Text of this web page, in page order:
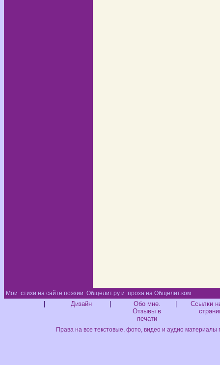
Мои стихи на сайте поэзии Общелит.ру и проза на Общелит.ком
Дизайн
Обо мне.
Отзывы в
печати
Ссылки
Права на все текстовые, фото, видео и аудио